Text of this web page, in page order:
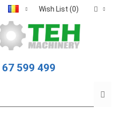
Wish List (0)
67 599 499